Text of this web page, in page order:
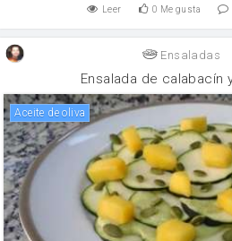
Leer 0 Me gusta
Ensaladas
Ensalada de calabacín
aceite de oliva